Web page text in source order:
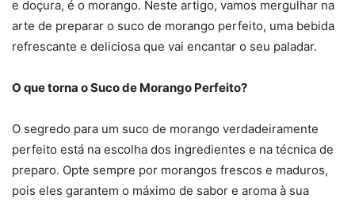
e doçura, é o morango. Neste artigo, vamos mergulhar na
arte de preparar o suco de morango perfeito, uma bebida
refrescante e deliciosa que vai encantar o seu paladar.
O que torna o Suco de Morango Perfeito?
O segredo para um suco de morango verdadeiramente
perfeito está na escolha dos ingredientes e na técnica de
preparo. Opte sempre por morangos frescos e maduros,
pois eles garantem o máximo de sabor e aroma à sua